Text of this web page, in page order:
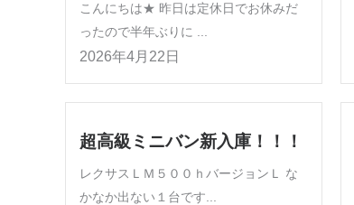
こんにちは★ 昨日は定休日でお休みだ
ったので半年ぶりに ...
2026年4月22日
超高級ミニバン新入庫！！！
レクサスＬＭ５００ｈバージョンＬ な
かなか出ない１台です...